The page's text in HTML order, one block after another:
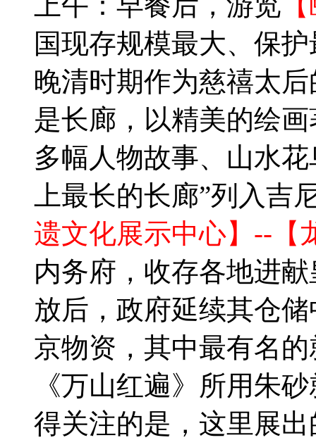
国现存规模最大、保
晚清时期作为慈禧太
是长廊，以精美的绘
多幅人物故事、山水
上最长的长廊”列入吉
遗文化展示中心】--【
内务府，收存各地进
放后，政府延续其仓
京物资，其中最有名
《万山红遍》所用朱
得关注的是，这里展